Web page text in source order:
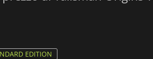
EDITION